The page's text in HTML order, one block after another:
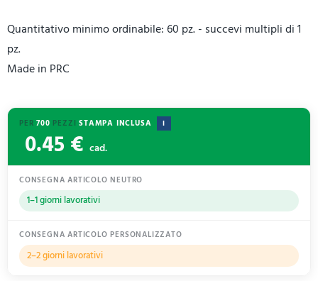
Quantitativo minimo ordinabile: 60 pz. - succevi multipli di 1
pz.
Made in PRC
PER700 PEZZISTAMPA INCLUSA I
0.45 € cad.
CONSEGNA ARTICOLO NEUTRO
1–1 giorni lavorativi
CONSEGNA ARTICOLO PERSONALIZZATO
2–2 giorni lavorativi